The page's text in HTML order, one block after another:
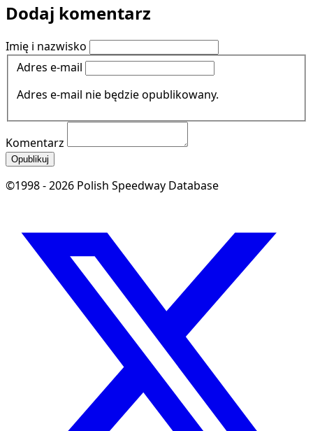
Dodaj komentarz
Imię i nazwisko
Adres e-mail
Adres e-mail nie będzie opublikowany.
Komentarz
Opublikuj
©1998 - 2026 Polish Speedway Database